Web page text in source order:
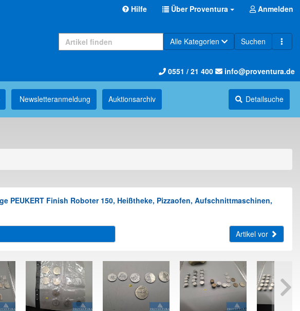
Hilfe Über Proventura Anmelden
Alle Kategorien Suchen
0551 / 21 400 info@proventura.de
Newsletter­anmeldung Auktions­archiv Detailsuche
PEUKERT Finish Roboter 150, Heißtheke, Pizzaofen, Aufschnittmaschinen,
Artikel vor